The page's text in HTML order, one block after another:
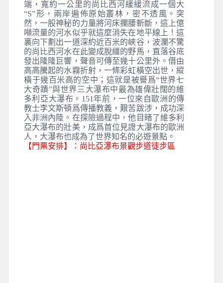
端，寬約一公里的尚比西河緩緩流成一個大
“S”形，兩岸遍佈原始叢林，密不透風。突
然，一股神秘的力量將河床攔腰斬斷，這上億
噸流量的河水似乎就這麼消失在地平線上！這
裏向下劃出一道深約近百米的峽谷，波瀾不驚
的尚比西河水在此變成脫繮的野馬，直落谷底
發出隆隆巨響，聲音可傳至幾十公里外。借由
高高騰起的水霧折射，一條彩虹橫空出世，縱
橫于幾百米高的空中；這就是被譽爲“世界七
大奇蹟”與世界三大瀑布中最為雄偉壯闊的維
多利亞大瀑布。151年前，一位來自歐洲的傳
教士李文斯頓爲傳播教義，艱苦跋涉，成功深
入非洲內陸。在探險過程中，他目睹了維多利
亞大瀑布的壯美，成爲首位見證大瀑布的歐洲
人，大瀑布也成為了世界知名的必遊景點。
【門票安排】：尚比亞瀑布景觀步道徒步區